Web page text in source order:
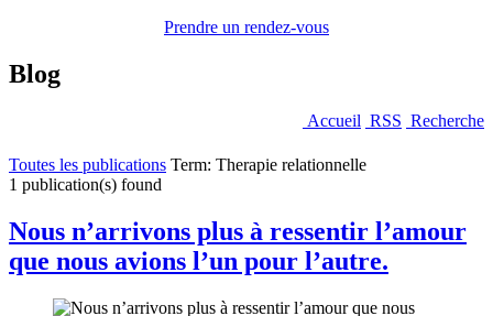
Prendre un rendez-vous
Blog
Accueil RSS Recherche
Toutes les publications Term: Therapie relationnelle
1 publication(s) found
Nous n’arrivons plus à ressentir l’amour
que nous avions l’un pour l’autre.